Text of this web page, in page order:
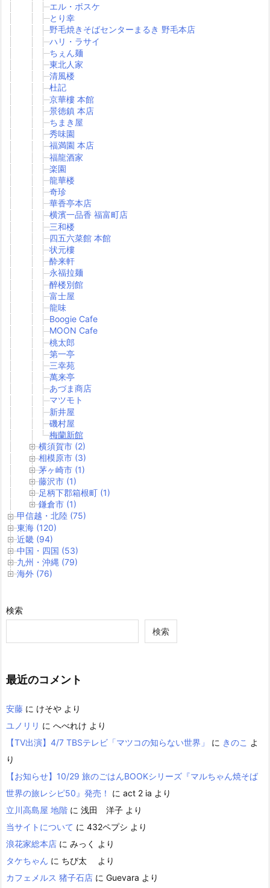
エル・ボスケ
とり幸
野毛焼きそばセンターまるき 野毛本店
ハリ・ラサイ
ちぇん麺
東北人家
清風楼
杜記
京華樓 本館
景徳鎮 本店
ちまき屋
秀味園
福満園 本店
福龍酒家
楽園
龍華楼
奇珍
華香亭本店
横濱一品香 福富町店
三和楼
四五六菜館 本館
状元樓
酔来軒
永福拉麺
醉楼別館
富士屋
龍味
Boogie Cafe
MOON Cafe
桃太郎
第一亭
三幸苑
萬来亭
あづま商店
マツモト
新井屋
磯村屋
梅蘭新館
横須賀市 (2)
相模原市 (3)
茅ヶ崎市 (1)
藤沢市 (1)
足柄下郡箱根町 (1)
鎌倉市 (1)
甲信越・北陸 (75)
東海 (120)
近畿 (94)
中国・四国 (53)
九州・沖縄 (79)
海外 (76)
検索
検索
最近のコメント
安藤 に けそや より
ユノリリ に へべれけ より
【TV出演】4/7 TBSテレビ「マツコの知らない世界」
に きのこ よ
り
【お知らせ】10/29 旅のごはんBOOKシリーズ『マルちゃん焼そば
世界の旅レシピ50』発売！
に act 2 ia より
立川高島屋 地階 に 浅田 洋子 より
当サイトについて に 432ペプシ より
浪花家総本店 に みっく より
タケちゃん に ちび太
より
カフェメルス 猪子石店 に Guevara より